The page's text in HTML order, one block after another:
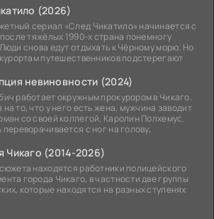
(2026)
сериал «След Чикатило» начинается с
тяжёлых 1990-х страна понемногу
снова едут отдыхать к Чёрному морю. Но
путешественников подстерегают
невиновности (2024)
работает окружным прокурором в Чикаго.
то, что у него есть жена, мужчина заводит
со своей коллегой, Каролин Полхемус.
переворачивается с ног на голову,
Чикаго (2014-2026)
находятся работники полицейского
города Чикаго, в частности две группы
которые находятся на разных ступенях